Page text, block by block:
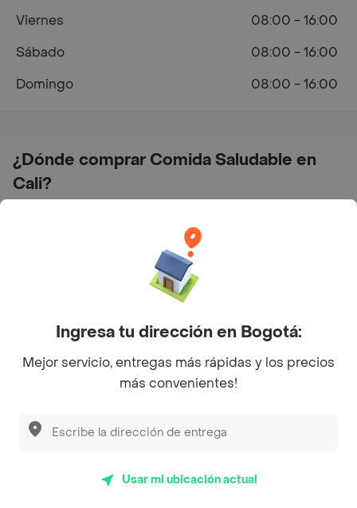
¿Dónde comprar Comida Saludable en
Cali?
Calle 26 Norte #5A-25, San Vicente, Cali, Valle del
Viernes
08:00 - 16:00
Sábado
08:00 - 16:00
Domingo
08:00 - 16:00
Preguntas frecuentes
Ingresa tu dirección en Bogotá:
Mejor servicio, entregas más rápidas y los precios
más convenientes!
Usar mi ubicación actual